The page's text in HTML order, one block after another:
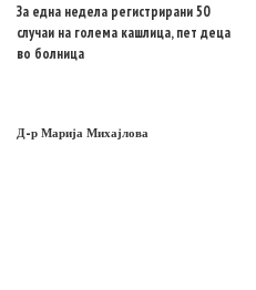
За една недела регистрирани 50
случаи на голема кашлица, пет деца
во болница
Д-р Марија Михајлова